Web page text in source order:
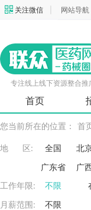
关注微信 网站导航
专注线上线下资源整合推
首页
您当前所在的位置： 首
地 区: 全国 北
广东省
广
工作年限:
不限
月薪范围:
不限